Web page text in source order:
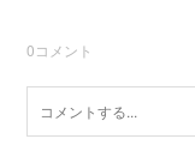
0コメント